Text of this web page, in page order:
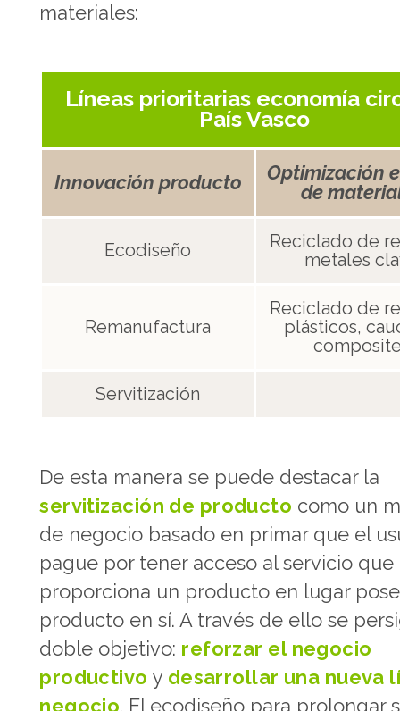
materiales:
Líneas prioritarias economía
País Vasco
Innovación producto
Optimización
de
Ecodiseño
Reciclado de
metales
Remanufactura
Reciclado de
plásticos,
Servitización
De esta manera se puede destacar la
servitización de producto como un
de negocio basado en primar que el
pague por tener acceso al servicio que
proporciona un producto en lugar
producto en sí. A través de ello se
doble objetivo: reforzar el negocio
productivo y desarrollar una nueva
negocio. El ecodiseño para prolongar